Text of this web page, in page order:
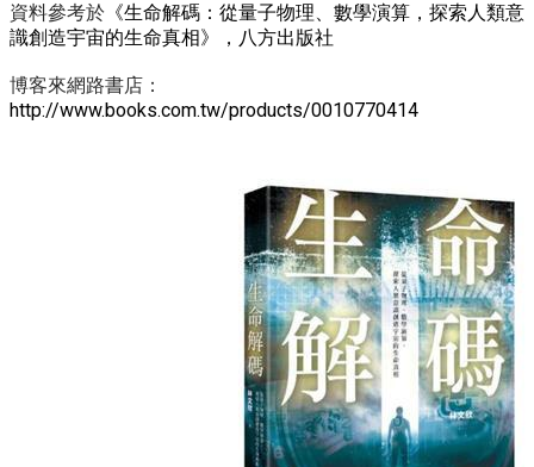
資料參考於 《生命解碼：從量子物理、數學演算，探索人類意
識創造宇宙的生命真相》，八方出版社
博客來網路書店：
http://www.books.com.tw/products/0010770414